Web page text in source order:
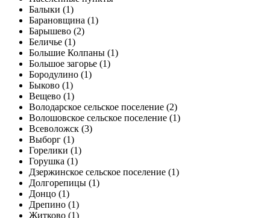
Балыки (1)
Барановщина (1)
Барышево (2)
Беличье (1)
Большие Колпаны (1)
Большое загорье (1)
Бородулино (1)
Быково (1)
Вещево (1)
Володарское сельское поселение (2)
Волошовское сельское поселение (1)
Всеволожск (3)
Выборг (1)
Горелики (1)
Горушка (1)
Дзержинское сельское поселение (1)
Долгорепицы (1)
Донцо (1)
Дрепино (1)
Житково (1)